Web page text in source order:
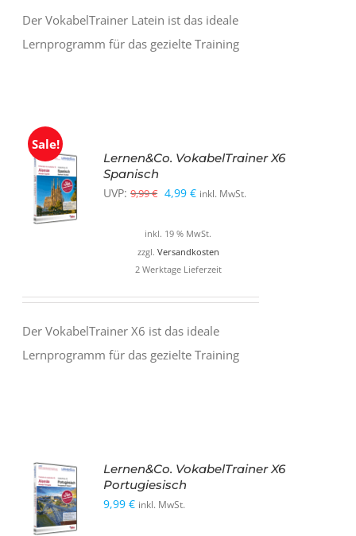
Der VokabelTrainer Latein ist das ideale
Lernprogramm für das gezielte Training
Sale!
IN DEN
WARENKORB
Lernen&Co. VokabelTrainer X6
Spanisch
UVP: 9,99€ Ursprünglicher
war:
9,99 €
4,99€Aktueller
ist:
4,99 €.
inkl. MwSt.
inkl. 19 % MwSt.
zzgl. Versandkosten
2 Werktage Lieferzeit
Der VokabelTrainer X6 ist das ideale
Lernprogramm für das gezielte Training
IN DEN
WARENKORB
Lernen&Co. VokabelTrainer X6
Portugiesisch
9,99€ inkl. MwSt.